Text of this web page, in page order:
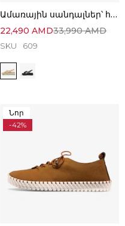
Ամառային սանդալներ՝ հիանալի հարմարավետ ընտրություն
33,990AMD
22,490 AMD
SKU 609
Նոր
-42%